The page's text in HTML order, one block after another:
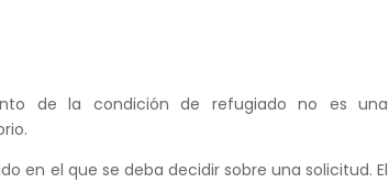
de la condición de refugiado no es una
en el que se deba decidir sobre una solicitud. El